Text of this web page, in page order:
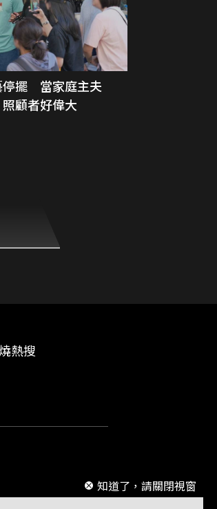
停擺 當家庭主夫
照顧者好偉大
知道了，請關閉視窗
熱搜